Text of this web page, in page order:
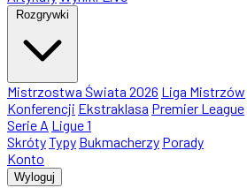
Rozgrywki
Mistrzostwa Świata 2026 Liga Mistrzów
Konferencji Ekstraklasa Premier League
Serie A Ligue 1
SkrótyTypy Bukmacherzy Porady
Konto
Wyloguj